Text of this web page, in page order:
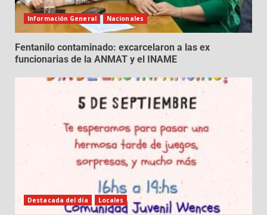
Información General Nacionales
Fentanilo contaminado: excarcelaron a las ex
funcionarias de la ANMAT y el INAME
Destacada del día Locales